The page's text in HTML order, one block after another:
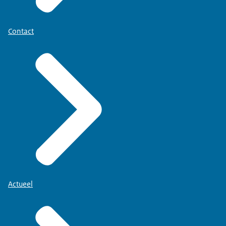
Contact
Actueel